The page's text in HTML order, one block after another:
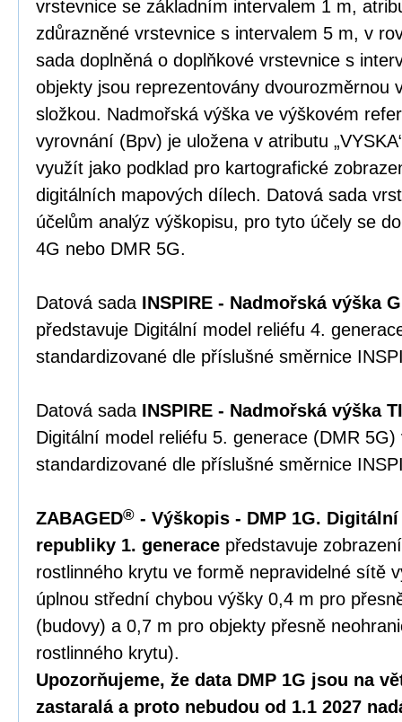
vrstevnice se základním intervalem 1 m,
zdůrazněné vrstevnice s intervalem 5 m, v
sada doplněná o doplňkové vrstevnice s
objekty jsou reprezentovány dvourozměrnou
složkou. Nadmořská výška ve výškovém
vyrovnání (Bpv) je uložena v atributu
využít jako podklad pro kartografické
digitálních mapových dílech. Datová sada
účelům analýz výškopisu, pro tyto účely se
4G nebo DMR 5G.
Datová sada INSPIRE - Nadmořská výška
představuje Digitální model reliéfu 4.
standardizované dle příslušné směrnice
Datová sada INSPIRE - Nadmořská výška
Digitální model reliéfu 5. generace (DMR 5G)
standardizované dle příslušné směrnice
ZABAGED® - Výškopis - DMP 1G.
republiky 1. generace představuje
rostlinného krytu ve formě nepravidelné sítě
úplnou střední chybou výšky 0,4 m pro
(budovy) a 0,7 m pro objekty přesně
rostlinného krytu).
Upozorňujeme, že data DMP 1G jsou na
zastaralá a proto nebudou od 1.1 2027